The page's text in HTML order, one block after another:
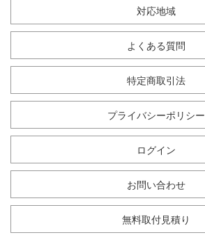
対応地域
よくある質問
特定商取引法
プライバシーポリシー
ログイン
お問い合わせ
無料取付見積り